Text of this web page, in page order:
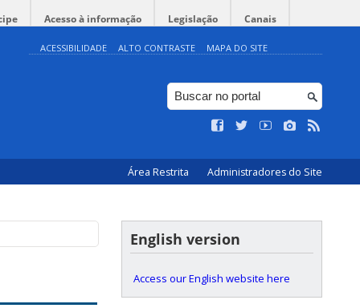
Acesso à informação Legislação Canais
ACESSIBILIDADE ALTO CONTRASTE MAPA DO SITE
Área Restrita Administradores do Site
English version
Access our English website here